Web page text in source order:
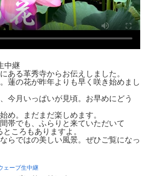
中継
ある革秀寺からお伝えしました。
蓮の花が昨年よりも早く咲き始めまし
今月いっぱいが見頃。お早めにどう
め。まだまだ楽しめます。
帯でも、ふらりと来ていただいて
ころもありますよ。
らではの美しい風景。ぜひご覧になっ
ェーブ生中継